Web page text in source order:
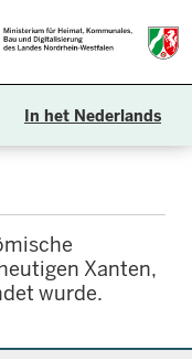
In het Nederlands
Xanten,
wurde.